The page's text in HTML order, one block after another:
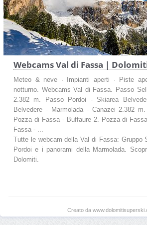
Webcams Val di Fassa |
Meteo & neve · Impianti aperti · Piste
notturno. Webcams Val di Fassa. Passo
2.382 m. Passo Pordoi - Skiarea
Belvedere - Marmolada - Canazei 2.382 m.
Pozza di Fassa - Buffaure 2. Pozza di
Fassa - ...
Tutte le webcam della Val di Fassa: Gruppo
Pordoi e i panorami della Marmolada.
Dolomiti.
Creato da